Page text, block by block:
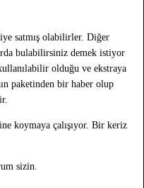
satmış olabilirler. Diğer
bulabilirsiniz demek istiyor
olduğu ve ekstraya
paketinden bir haber olup
koymaya çalışıyor. Bir keriz
sizin.